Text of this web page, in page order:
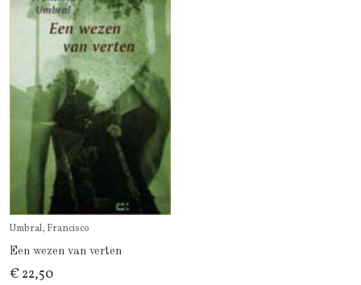
Umbral, Francisco
Een wezen van verten
€ 22,50